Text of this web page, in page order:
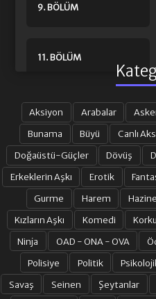
9. BÖLÜM
11. BÖLÜM
13. BÖLÜM
Aksiyon Arabalar
Bunama
Büyü Canlı
Doğaüstü-Güçler
Dövüş
Erkeklerin Aşkı
Erotik
Gurme
Harem
Kızların Aşkı
Komedi Korku
Ninja
OAD - ONA - OVA
Polisiye
Politik
Savaş
Seinen Şeytanlar